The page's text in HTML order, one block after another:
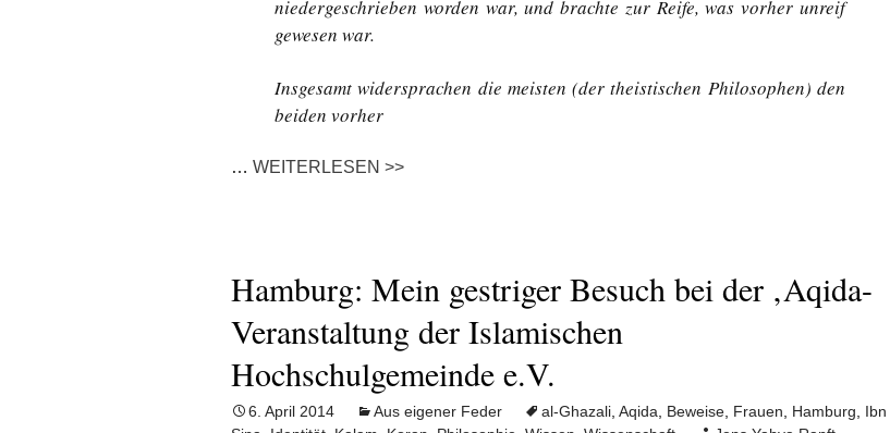
niedergeschrieben worden war, und brachte zur Reife, was vorher unreif
gewesen war.
Insgesamt widersprachen die meisten (der theistischen Philosophen) den
beiden vorher
… WEITERLESEN >>
Hamburg: Mein gestriger Besuch bei der ‚Aqida-
Veranstaltung der Islamischen
Hochschulgemeinde e.V.
6. April 2014 Aus eigener Feder al-Ghazali Aqida Beweise Frauen Hamburg
Ibn